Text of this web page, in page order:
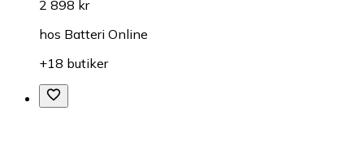
2 898 kr
hos Batteri Online
+18 butiker